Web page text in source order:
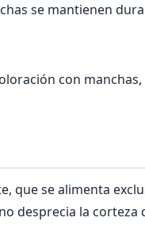
se mantienen
con
que se alimenta
desprecia la corteza